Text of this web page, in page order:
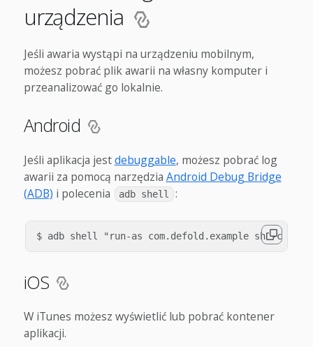
urządzenia
Jeśli awaria wystąpi na urządzeniu mobilnym,
możesz pobrać plik awarii na własny komputer i
przeanalizować go lokalnie.
Android
Jeśli aplikacja jestdebuggable, możesz pobrać log
awarii za pomocą narzędzia Android Debug Bridge
(ADB) i polecenia adb shell :
iOS
W iTunes możesz wyświetlić lub pobrać kontener
aplikacji.